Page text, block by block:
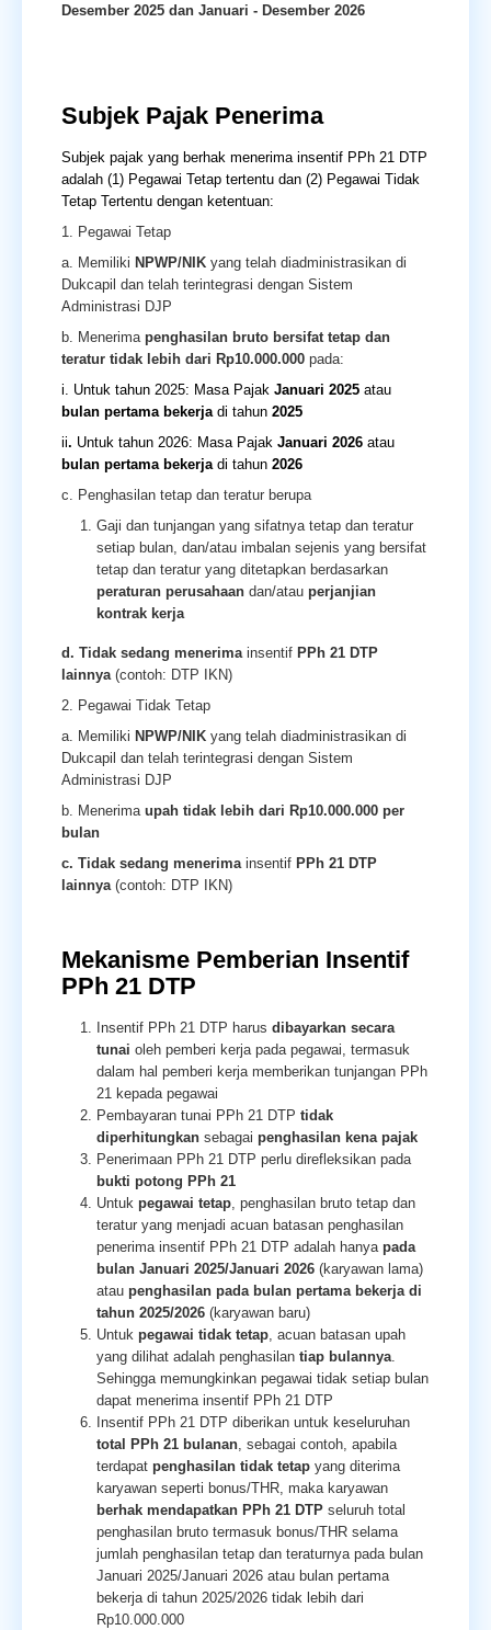
Desember 2025 dan Januari - Desember 2026
Subjek Pajak Penerima
Subjek pajak yang berhak menerima insentif PPh 21 DTP
adalah (1) Pegawai Tetap tertentu dan (2) Pegawai Tidak
Tetap Tertentu dengan ketentuan:
1. Pegawai Tetap
a. Memiliki NPWP/NIK yang telah diadministrasikan di
Dukcapil dan telah terintegrasi dengan Sistem
Administrasi DJP
b. Menerima penghasilan bruto bersifat tetap dan
teratur tidak lebih dari Rp10.000.000 pada:
i. Untuk tahun 2025: Masa Pajak Januari 2025 atau
bulan pertama bekerja di tahun 2025
ii. Untuk tahun 2026: Masa Pajak Januari 2026 atau
bulan pertama bekerja di tahun 2026
c. Penghasilan tetap dan teratur berupa
Gaji dan tunjangan yang sifatnya tetap dan teratur
setiap bulan, dan/atau imbalan sejenis yang bersifat
tetap dan teratur yang ditetapkan berdasarkan
peraturan perusahaan dan/atau perjanjian
kontrak kerja
d. Tidak sedang menerima insentif PPh 21 DTP
lainnya (contoh: DTP IKN)
2. Pegawai Tidak Tetap
a. Memiliki NPWP/NIK yang telah diadministrasikan di
Dukcapil dan telah terintegrasi dengan Sistem
Administrasi DJP
b. Menerima upah tidak lebih dari Rp10.000.000 per
bulan
c. Tidak sedang menerima insentif PPh 21 DTP
lainnya (contoh: DTP IKN)
Mekanisme Pemberian Insentif
PPh 21 DTP
Insentif PPh 21 DTP harus dibayarkan secara
tunai oleh pemberi kerja pada pegawai, termasuk
dalam hal pemberi kerja memberikan tunjangan PPh
21 kepada pegawai
Pembayaran tunai PPh 21 DTP tidak
diperhitungkan sebagai penghasilan kena pajak
Penerimaan PPh 21 DTP perlu direfleksikan pada
bukti potong PPh 21
Untuk pegawai tetap , penghasilan bruto tetap dan
teratur yang menjadi acuan batasan penghasilan
penerima insentif PPh 21 DTP adalah hanya pada
bulan Januari 2025/Januari 2026 (karyawan lama)
atau penghasilan pada bulan pertama bekerja di
tahun 2025/2026 (karyawan baru)
Untuk pegawai tidak tetap , acuan batasan upah
yang dilihat adalah penghasilan tiap bulannya
Sehingga memungkinkan pegawai tidak setiap bulan
dapat menerima insentif PPh 21 DTP
Insentif PPh 21 DTP diberikan untuk keseluruhan
total PPh 21 bulanan , sebagai contoh, apabila
terdapat penghasilan tidak tetap yang diterima
karyawan seperti bonus/THR, maka karyawan
berhak mendapatkan PPh 21 DTP seluruh total
penghasilan bruto termasuk bonus/THR selama
jumlah penghasilan tetap dan teraturnya pada bulan
Januari 2025/Januari 2026 atau bulan pertama
bekerja di tahun 2025/2026 tidak lebih dari
Rp10.000.000